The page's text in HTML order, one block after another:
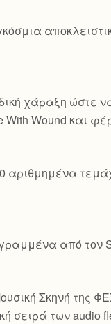
χάραξη ώστε
Wound και
από τον
Σκηνή της
σειρά των